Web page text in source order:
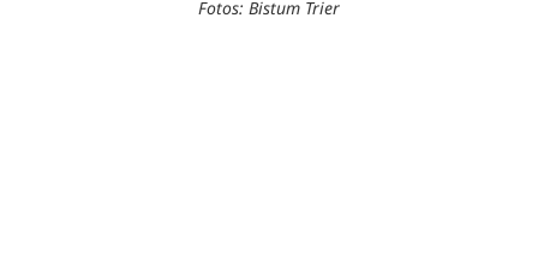
Fotos: Bistum Trier